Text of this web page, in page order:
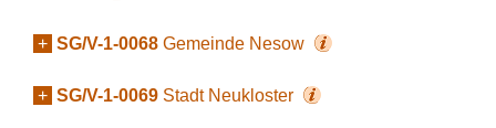
+ SG/V-1-0068 Gemeinde Nesow
+ SG/V-1-0069 Stadt Neukloster